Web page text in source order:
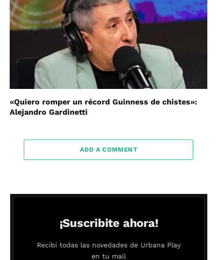
«Quiero romper un récord Guinness de chistes»:
Alejandro Gardinetti
ADD A COMMENT
¡Suscribite ahora!
Recibí todas las novedades de Urbana Play
en tu mail